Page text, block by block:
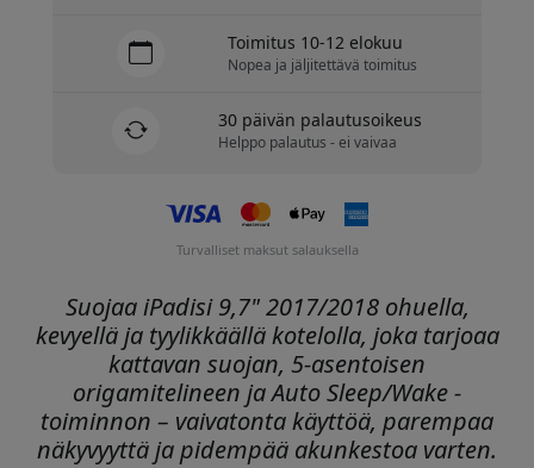
Toimitus 10-12 elokuu
Nopea ja jäljitettävä toimitus
30 päivän palautusoikeus
Helppo palautus - ei vaivaa
Turvalliset maksut salauksella
Suojaa iPadisi 9,7" 2017/2018 ohuella,
kevyellä ja tyylikkäällä kotelolla, joka tarjoaa
kattavan suojan, 5-asentoisen
origamitelineen ja Auto Sleep/Wake -
toiminnon – vaivatonta käyttöä, parempaa
näkyvyyttä ja pidempää akunkestoa varten.